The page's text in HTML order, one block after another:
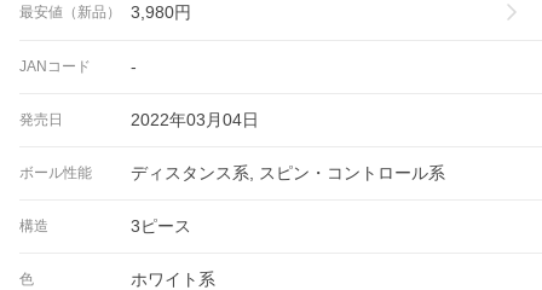
最安値（新品） 3,980円
JANコード -
発売日 2022年03月04日
ボール性能 ディスタンス系, スピン・コントロール系
構造 3ピース
色 ホワイト系